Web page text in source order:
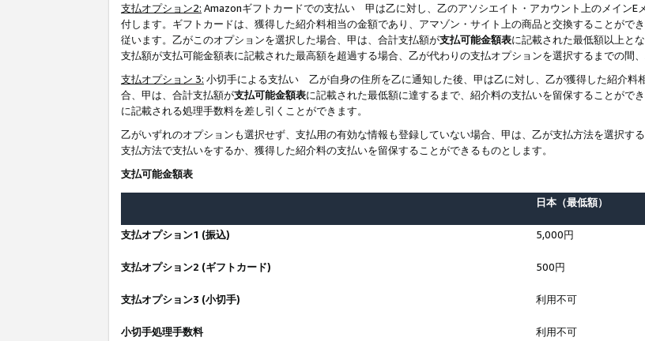
支払オプション2: Amazonギフトカードでの支払い 甲は乙に対し、乙のアソシエイト・アカウント上のメインE
付します。ギフトカードは、獲得した紹介料相当の金額であり、アマゾン・サイト上の商品と交換することがで
従います。乙がこのオプションを選択した場合、甲は、合計支払額が支払可能金額表に記載された最低額以上と
支払額が支払可能金額表に記載された最高額を超過する場合、乙が代わりの支払オプションを選択するまでの間
支払オプション 3: 小切手による支払い 乙が自身の住所を乙に通知した後、甲は乙に対し、乙が獲得した紹介料
合、甲は、合計支払額が支払可能金額表に記載された最低額に達するまで、紹介料の支払いを留保することがで
に記載される処理手数料を差し引くことができます。
乙がいずれのオプションも選択せず、支払用の有効な情報も登録していない場合、甲は、乙が支払方法を選択す
支払方法で支払いをするか、獲得した紹介料の支払いを留保することができるものとします。
支払可能金額表
日本（最低額）
支払オプション1 (振込) 5,000円
支払オプション2 (ギフトカード) 500円
支払オプション3 (小切手) 利用不可
小切手処理手数料 利用不可